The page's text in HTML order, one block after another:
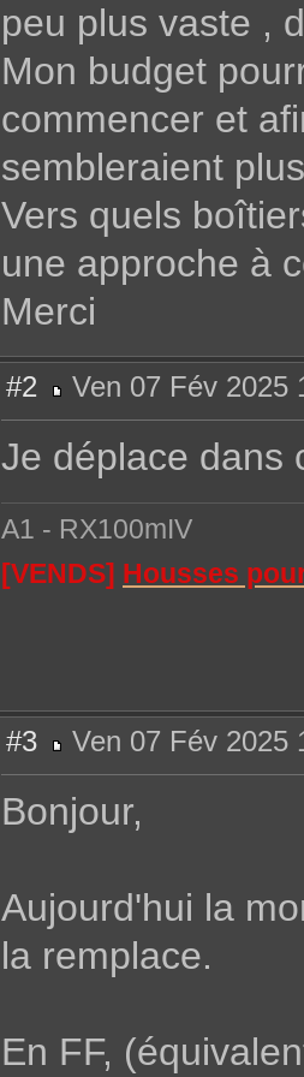
peu plus vaste ,
Mon budget
commencer et
sembleraient
Vers quels
une approche à
Merci
#2
e
s
a
Ven 07 Fév 2025
Je déplace dans
A1 - RX100mIV
[VENDS] Housses
#3
e
g
Ven 07 Fév 2025
Bonjour,
Aujourd'hui la
la remplace.
En FF,